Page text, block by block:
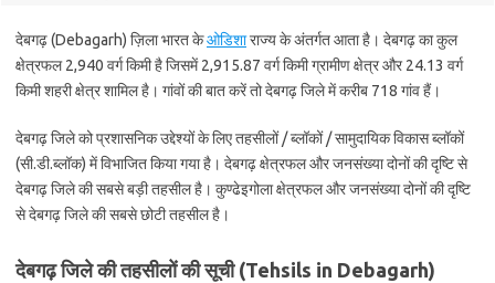
देबगढ़ (Debagarh) ज़िला भारत केओडिशाराज्य के अंतर्गत आता है। देबगढ़ का कुल
क्षेत्रफल 2,940 वर्ग किमी है जिसमें 2,915.87 वर्ग किमी ग्रामीण क्षेत्र और 24.13 वर्ग
किमी शहरी क्षेत्र शामिल है। गांवों की बात करें तो देबगढ़ जिले में करीब 718 गांव हैं।
देबगढ़ जिले को प्रशासनिक उद्देश्यों के लिए तहसीलों / ब्लॉकों / सामुदायिक विकास ब्लॉकों
(सी.डी.ब्लॉक) में विभाजित किया गया है। देबगढ़ क्षेत्रफल और जनसंख्या दोनों की दृष्टि से
देबगढ़ जिले की सबसे बड़ी तहसील है। कुण्ढेइगोला क्षेत्रफल और जनसंख्या दोनों की दृष्टि
से देबगढ़ जिले की सबसे छोटी तहसील है।
देबगढ़ जिले की तहसीलों की सूची (Tehsils in Debagarh)